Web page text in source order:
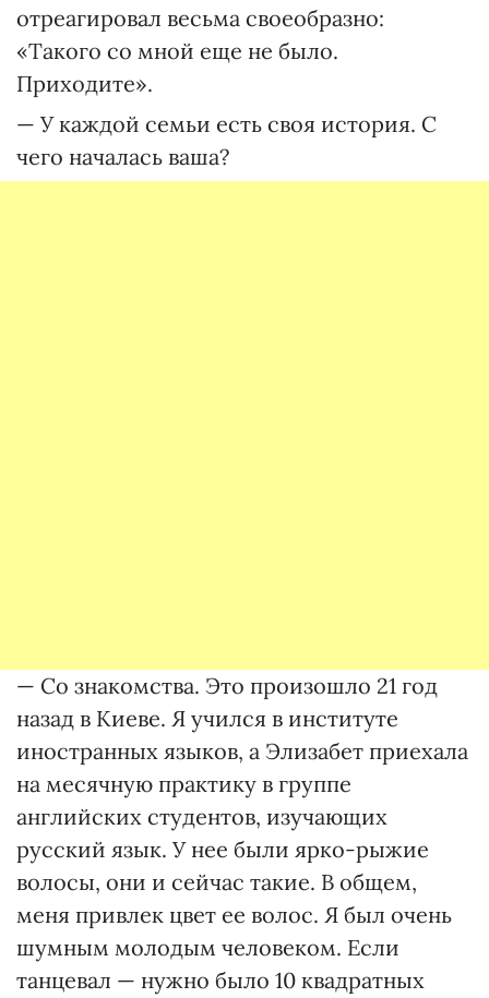
отреагировал весьма своеобразно:
«Такого со мной еще не было.
Приходите».
— У каждой семьи есть своя история. С
чего началась ваша?
— Со знакомства. Это произошло 21 год
назад в Киеве. Я учился в институте
иностранных языков, а Элизабет приехала
на месячную практику в группе
английских студентов, изучающих
русский язык. У нее были ярко-рыжие
волосы, они и сейчас такие. В общем,
меня привлек цвет ее волос. Я был очень
шумным молодым человеком. Если
танцевал — нужно было 10 квадратных